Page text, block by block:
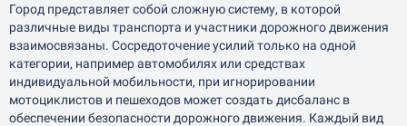
Город представляет собой сложную систему, в которой
различные виды транспорта и участники дорожного движения
взаимосвязаны. Сосредоточение усилий только на одной
категории, например автомобилях или средствах
индивидуальной мобильности, при игнорировании
мотоциклистов и пешеходов может создать дисбаланс в
обеспечении безопасности дорожного движения. Каждый вид